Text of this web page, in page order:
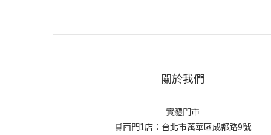
關於我們
實體門市
🛒西門1店：台北市萬華區成都路9號